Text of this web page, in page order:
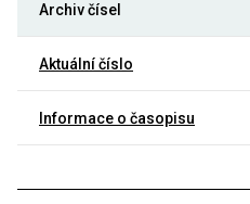
Archiv čísel
Aktuální číslo
Informace o časopisu